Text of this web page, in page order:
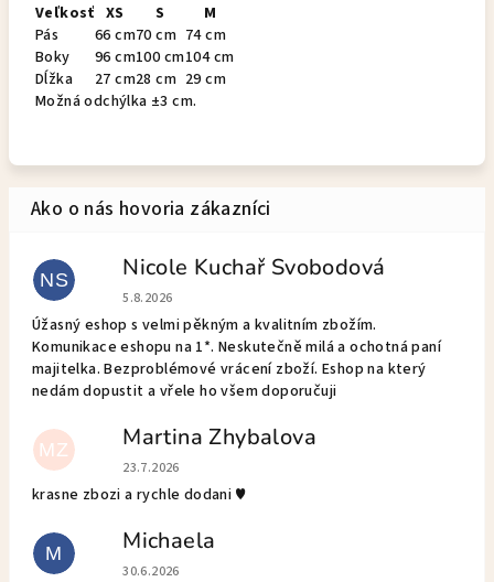
Veľkosť XS S
M
Pás
66 cm70 cm 74 cm
Boky
96 cm100 cm104 cm
Dĺžka
27 cm28 cm 29 cm
Možná odchýlka ±3 cm.
NS Nicole Kuchař Svobodová
Hodnotenie obchodu je 5 z 5 hviezdičiek.
5.8.2026
Úžasný eshop s velmi pěkným a kvalitním zbožím.
Komunikace eshopu na 1*. Neskutečně milá a ochotná paní
majitelka. Bezproblémové vrácení zboží. Eshop na který
nedám dopustit a vřele ho všem doporučuji
MZ Martina Zhybalova
Hodnotenie obchodu je 5 z 5 hviezdičiek.
23.7.2026
krasne zbozi a rychle dodani ♥️
M Michaela
Hodnotenie obchodu je 5 z 5 hviezdičiek.
30.6.2026